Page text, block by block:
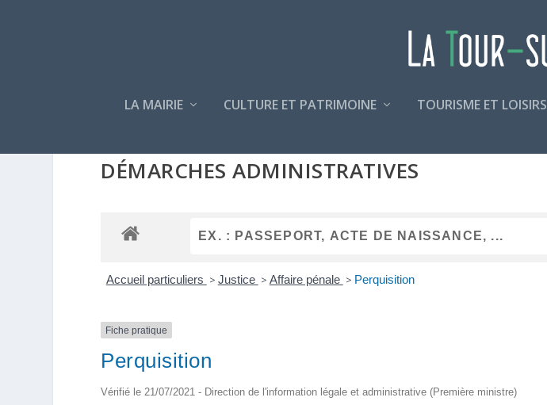
LA MAIRIE CULTURE ET PATRIMOINE TOURISME ET LOISIRS
DÉMARCHES ADMINISTRATIVES
Accueil particuliers > Justice > Affaire pénale > Perquisition
Fiche pratique
Perquisition
Vérifié le 21/07/2021 - Direction de l'information légale et administrative (Première ministre)